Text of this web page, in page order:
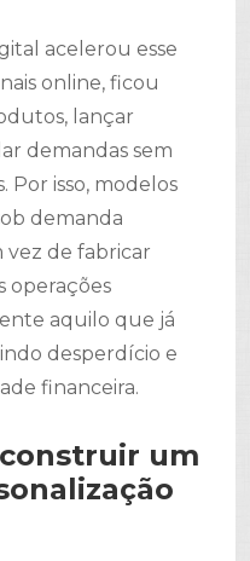
acelerou esse
online, ficou
lançar
demandas sem
Por isso, modelos
demanda
vez de fabricar
operações
aquilo que já
desperdício e
financeira.
um